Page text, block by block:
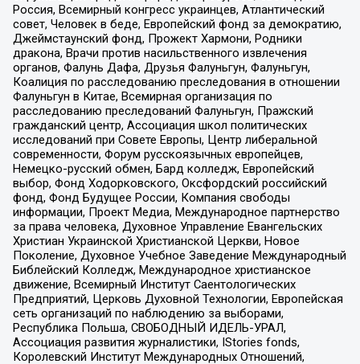
Россия, Всемирный конгресс украинцев, Атлантический
совет, Человек в беде, Европейский фонд за демократию,
Джеймстаунский фонд, Прожект Хармони, Родники
дракона, Врачи против насильственного извлечения
органов, Фалунь Дафа, Друзья Фалуньгун, Фалуньгун,
Коалиция по расследованию преследования в отношении
Фалуньгун в Китае, Всемирная организация по
расследованию преследований Фалуньгун, Пражский
гражданский центр, Ассоциация школ политических
исследований при Совете Европы, Центр либеральной
современности, Форум русскоязычных европейцев,
Немецко-русский обмен, Бард колледж, Европейский
выбор, Фонд Ходорковского, Оксфордский российский
фонд, Фонд Будущее России, Компания свободы
информации, Проект Медиа, Международное партнерство
за права человека, Духовное Управление Евангельских
Христиан Украинской Христианской Церкви, Новое
Поколение, Духовное Учебное Заведение Международный
Библейский Колледж, Международное христианское
движение, Всемирный Институт Саентологических
Предприятий, Церковь Духовной Технологии, Европейская
сеть организаций по наблюдению за выборами,
Республика Польша, СВОБОДНЫЙ ИДЕЛЬ-УРАЛ,
Ассоциация развития журналистики, IStories fonds,
Королевский Институт Международных Отношений,